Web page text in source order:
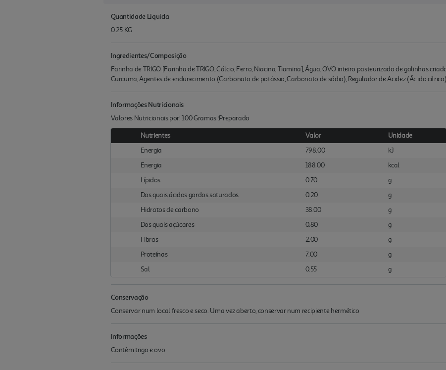
Quantidade Liquida
0.25 KG
Ingredientes/Composição
Farinha de TRIGO [Farinha de TRIGO, Cálcio, Ferro, Niacina, Tiamina], Água, OVO inteiro pasteurizado de galinhas
Curcuma, Agentes de endurecimento (Carbonato de potássio, Carbonato de sódio), Regulador de Acidez (Ác ido
Informações Nutricionais
Valores Nutricionais por: 100 Gramas :Preparado
Nutrientes Valor
Unidade
Energia
798.00
kJ
Energia
188.00
kcal
Lípidos
0.70
g
Dos quais ácidos gordos saturados
0.20
g
Hidratos de carbono
38.00
g
Dos quais açúcares
0.80
g
Fibras
2.00
g
Proteínas
7.00
g
Sal
0.55 g
Conservação
Conservar num local fresco e seco. Uma vez aberto, conservar num recipiente hermético
Informações
Contêm trigo e ovo